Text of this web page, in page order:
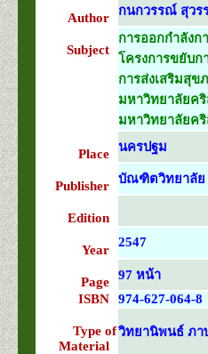
Author กนกวรรณ์ สุวร
Subject
การออกกำลังก
โครงการขยับก
การส่งเสริมสุข
มหาวิทยาลัยค
มหาวิทยาลัยค
Place นครปฐม
Publisher บัณฑิตวิทยาลัย
Edition
Year
2547
Page
97 หน้า
ISBN
974-627-064-8
Type of
Material
วิทยานิพนธ์ ภา